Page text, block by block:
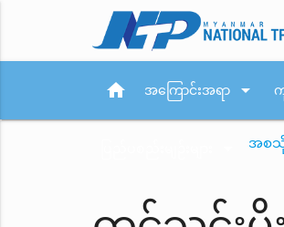
home အကြောင်းအရာ arrow_drop_down
အစ